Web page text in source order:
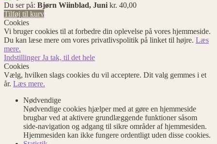
Du ser på: Bjørn Wiinblad, Juni kr. 40,00
Tilføj til kurv
Cookies
Vi bruger cookies til at forbedre din oplevelse på vores hjemmeside.
Du kan læse mere om vores privatlivspolitik på linket til højre. Læs
mere.
IndstillingerJa tak, til det hele
Cookies
Vælg, hvilken slags cookies du vil acceptere. Dit valg gemmes i et
år. Læs mere.
Nødvendige
Nødvendige cookies hjælper med at gøre en hjemmeside
brugbar ved at aktivere grundlæggende funktioner såsom
side-navigation og adgang til sikre områder af hjemmesiden.
Hjemmesiden kan ikke fungere ordentligt uden disse cookies.